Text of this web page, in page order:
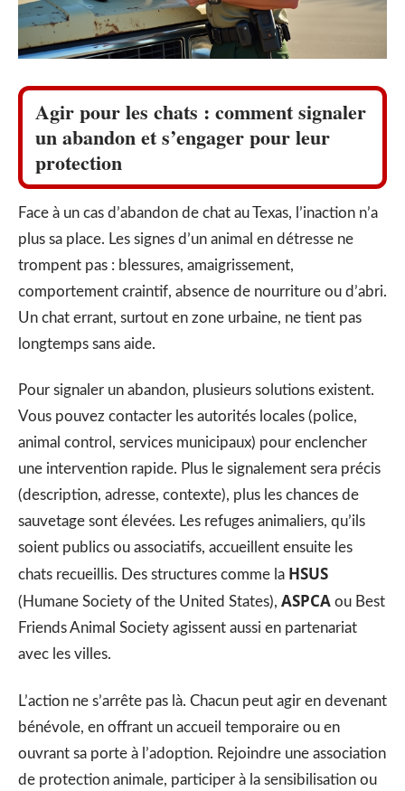
Agir pour les chats : comment signaler
un abandon et s’engager pour leur
protection
Face à un cas d’abandon de chat au Texas, l’inaction n’a
plus sa place. Les signes d’un animal en détresse ne
trompent pas : blessures, amaigrissement,
comportement craintif, absence de nourriture ou d’abri.
Un chat errant, surtout en zone urbaine, ne tient pas
longtemps sans aide.
Pour signaler un abandon, plusieurs solutions existent.
Vous pouvez contacter les autorités locales (police,
animal control, services municipaux) pour enclencher
une intervention rapide. Plus le signalement sera précis
(description, adresse, contexte), plus les chances de
sauvetage sont élevées. Les refuges animaliers, qu’ils
soient publics ou associatifs, accueillent ensuite les
chats recueillis. Des structures comme la HSUS
(Humane Society of the United States), ASPCA ou Best
Friends Animal Society agissent aussi en partenariat
avec les villes.
L’action ne s’arrête pas là. Chacun peut agir en devenant
bénévole, en offrant un accueil temporaire ou en
ouvrant sa porte à l’adoption. Rejoindre une association
de protection animale, participer à la sensibilisation ou